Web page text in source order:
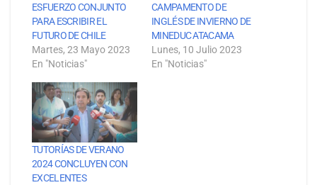
ESFUERZO CONJUNTO
PARA ESCRIBIR EL
FUTURO DE CHILE
Martes, 23 Mayo 2023
En "Noticias"
CAMPAMENTO DE
INGLÉS DE INVIERNO DE
MINEDUC ATACAMA
Lunes, 10 Julio 2023
En "Noticias"
TUTORÍAS DE VERANO
2024 CONCLUYEN CON
EXCELENTES